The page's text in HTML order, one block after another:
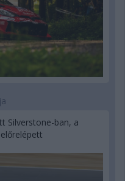
Silverstone-ban, a